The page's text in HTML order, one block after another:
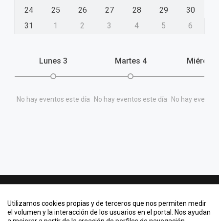
Utilizamos cookies propias y de terceros que nos permiten medir
el volumen y la interacción de los usuarios en el portal. Nos ayudan
24
25 26 27 28 29
30
31
1 2 3 4 5 6
Lunes 3
No hay eventos este día
Martes 4
No hay eventos este día No hay
Quiero crear un evento